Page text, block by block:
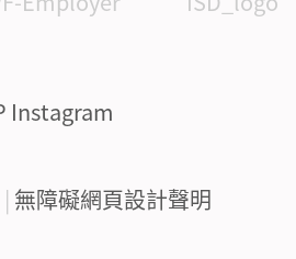
| 無障礙網頁設計聲明